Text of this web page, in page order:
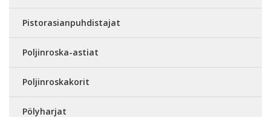
Pistorasianpuhdistajat
Poljinroska-astiat
Poljinroskakorit
Pölyharjat